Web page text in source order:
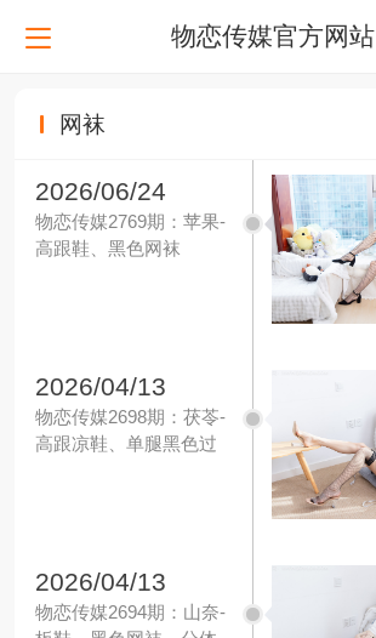
物恋传媒官方网站
网袜
2026/06/24
物恋传媒2769期：苹果-
高跟鞋、黑色网袜
2026/04/13
物恋传媒2698期：茯苓-
高跟凉鞋、单腿黑色过
2026/04/13
物恋传媒2694期：山奈-